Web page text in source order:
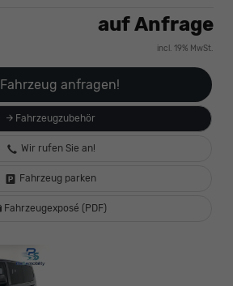
auf Anfrage
incl. 19% MwSt.
Fahrzeugzubehör
Fahrzeug anfragen!
Wir rufen Sie an!
Fahrzeug parken
Fahrzeugexposé (PDF)